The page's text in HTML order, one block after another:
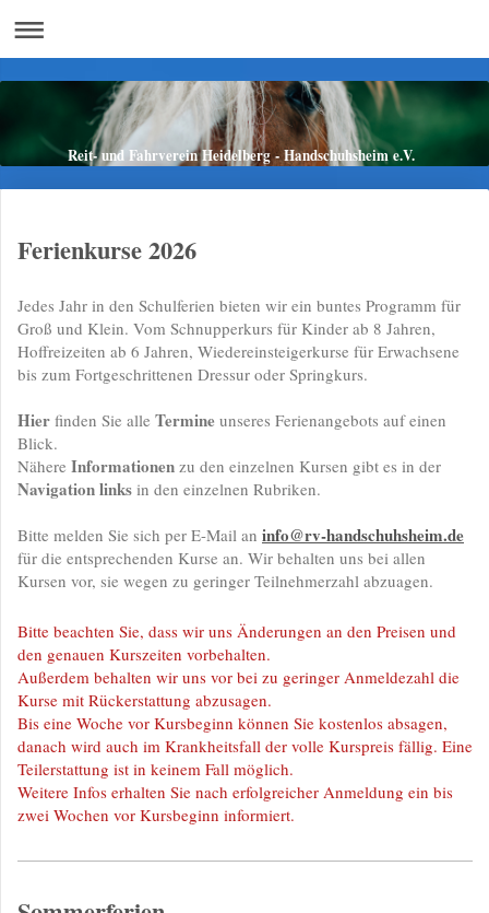
Reit- und Fahrverein Heidelberg - Handschuhsheim e.V.
Ferienkurse 2026
Jedes Jahr in den Schulferien bieten wir ein buntes Programm für
Groß und Klein. Vom Schnupperkurs für Kinder ab 8 Jahren,
Hoffreizeiten ab 6 Jahren, Wiedereinsteigerkurse für Erwachsene
bis zum Fortgeschrittenen Dressur oder Springkurs.
Hier finden Sie alle Termine unseres Ferienangebots auf einen
Blick.
Nähere Informationen zu den einzelnen Kursen gibt es in der
Navigation links in den einzelnen Rubriken.
Bitte melden Sie sich per E-Mail an info@rv-handschuhsheim.de
für die entsprechenden Kurse an. Wir behalten uns bei allen
Kursen vor, sie wegen zu geringer Teilnehmerzahl abzuagen.
Bitte beachten Sie, dass wir uns Änderungen an den Preisen und
den genauen Kurszeiten vorbehalten.
Außerdem behalten wir uns vor bei zu geringer Anmeldezahl die
Kurse mit Rückerstattung abzusagen.
Bis eine Woche vor Kursbeginn können Sie kostenlos absagen,
danach wird auch im Krankheitsfall der volle Kurspreis fällig. Eine
Teilerstattung ist in keinem Fall möglich.
Weitere Infos erhalten Sie nach erfolgreicher Anmeldung ein bis
zwei Wochen vor Kursbeginn informiert.